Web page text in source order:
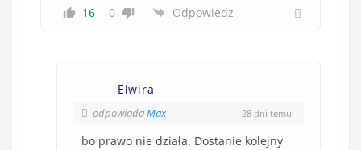
16 0 Odpowiedz
Elwira
odpowiadaMax 28 dni temu
bo prawo nie działa. Dostanie kolejny